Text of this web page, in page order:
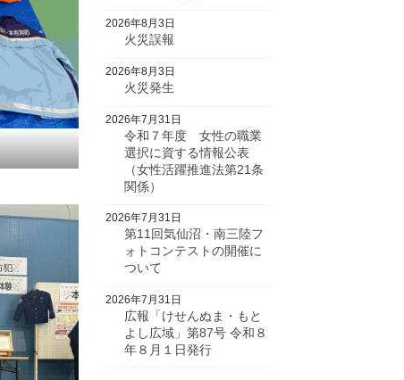
火災誤報
2026年8月3日
火災発生
2026年8月3日
令和７年度 女性の職業
選択に資する情報公表
（女性活躍推進法第21条
関係）
2026年7月31日
第11回気仙沼・南三陸フ
ォトコンテストの開催に
ついて
2026年7月31日
広報「けせんぬま・もと
よし広域」第87号 令和８
年８月１日発行
2026年7月31日